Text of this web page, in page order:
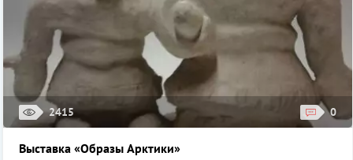
2415 0
Выставка «Образы Арктики»